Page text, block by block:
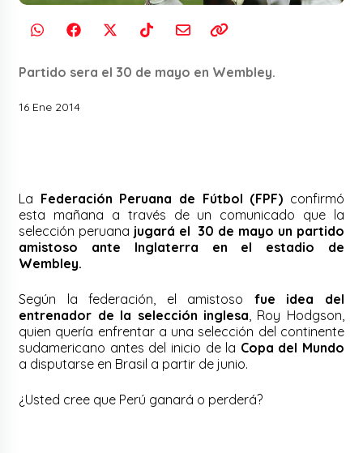
Partido sera el 30 de mayo en Wembley.
16 Ene 2014
La Federación Peruana de Fútbol (FPF) confirmó
esta mañana a través de un comunicado que la
selección peruana jugará el 30 de mayo un partido
amistoso ante Inglaterra en el estadio de
Wembley.
Según la federación, el amistoso fue idea del
entrenador de la selección inglesa, Roy Hodgson,
quien quería enfrentar a una selección del continente
sudamericano antes del inicio de la Copa del Mundo
a disputarse en Brasil a partir de junio.
¿Usted cree que Perú ganará o perderá?